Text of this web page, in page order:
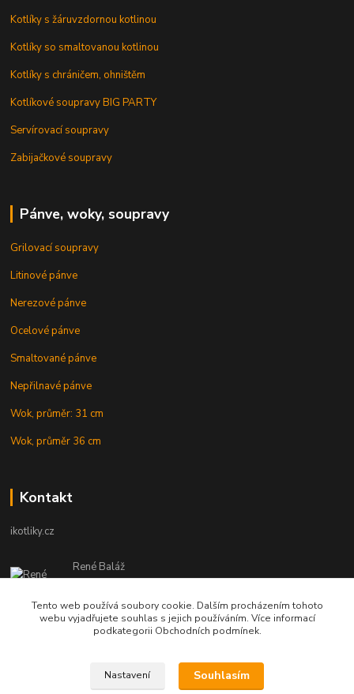
Kotlíky s žáruvzdornou kotlinou
Kotlíky so smaltovanou kotlinou
Kotlíky s chráničem, ohništěm
Kotlíkové soupravy BIG PARTY
Servírovací soupravy
Zabijačkové soupravy
Pánve, woky, soupravy
Grilovací soupravy
Litinové pánve
Nerezové pánve
Ocelové pánve
Smaltované pánve
Nepřilnavé pánve
Wok, průměr: 31 cm
Wok, průměr 36 cm
Kontakt
ikotliky.cz
René Baláž
Eshop: +421 902 212 007
od 8:00 - do 16:00 hod
info@ikotliky.cz
Tento web používá soubory cookie. Dalším procházením tohoto
webu vyjadřujete souhlas s jejich používáním. Více informací
podkategorii Obchodních podmínek.
Nastavení Souhlasím